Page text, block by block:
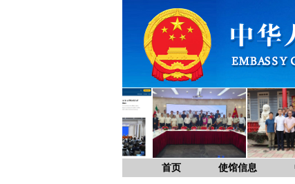
首页 使馆信息